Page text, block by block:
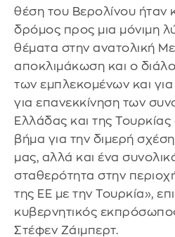
θέση του Βερολίνου ήταν
δρόμος προς μια μόνιμη
θέματα στην ανατολική
αποκλιμάκωση και ο
των εμπλεκομένων και
για επανεκκίνηση των
Ελλάδας και της Τουρκίας
βήμα για την διμερή
μας, αλλά και ένα
σταθερότητα στην περιοχή
της ΕΕ με την Τουρκία»,
κυβερνητικός
Στέφεν Ζάιμπερτ.